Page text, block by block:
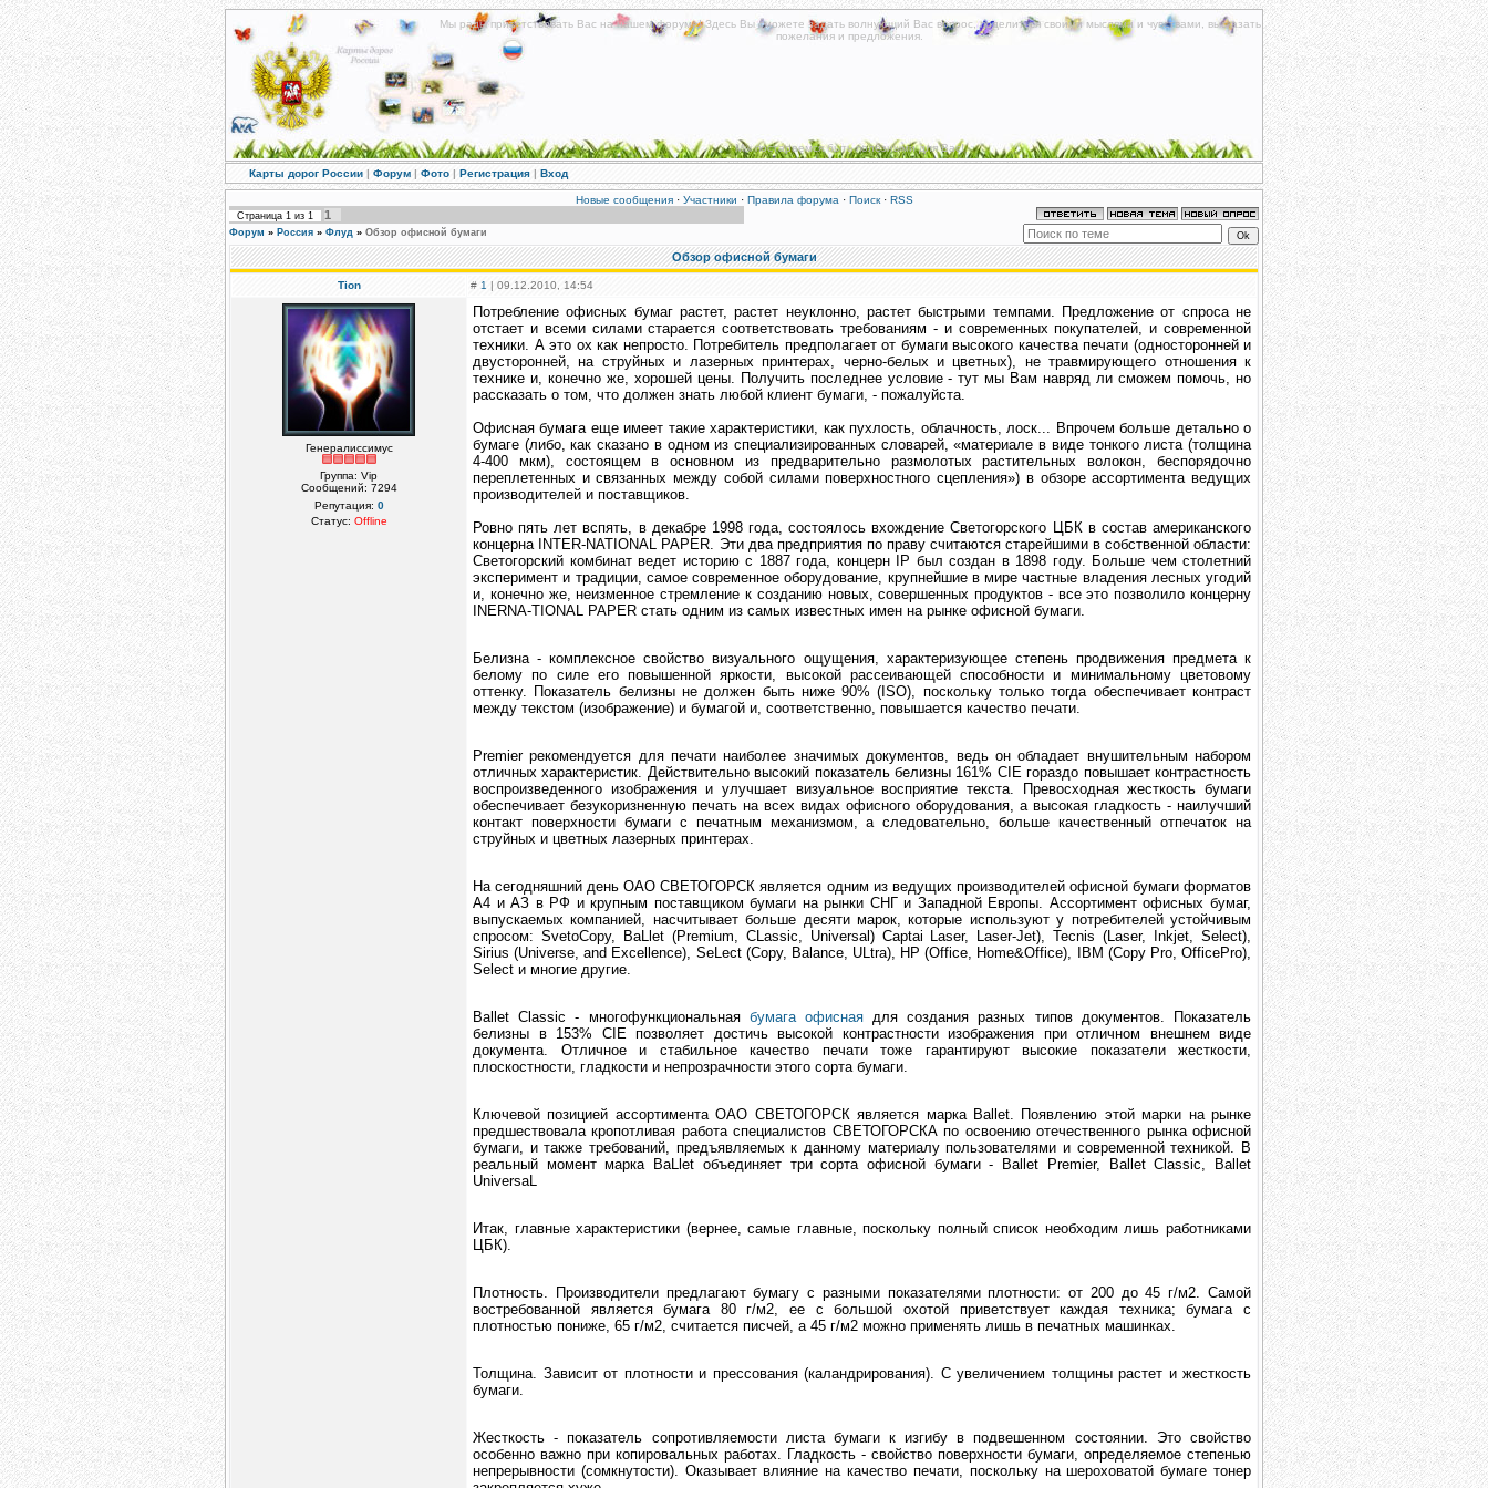
Мы рады приветствовать Вас на нашем форуме! Здесь Вы сможете задать волнующий Вас вопрос, поделиться своими мыслями и чувствами, высказать
пожелания и предложения.
Мы постараемся быть полезными для Вас!
Карты дорог России | Форум | Фото | Регистрация | Вход
Новые сообщения· Участники · Правила форума · Поиск· RSS
Страница 1 из 1 1
Форум » Россия » Флуд » Обзор офисной бумаги
Обзор офисной бумаги
Tion # 1 | 09.12.2010, 14:54
Генералиссимус
Группа: Vip
Сообщений: 7294
Репутация: 0
Статус: Offline
Потребление офисных бумаг растет, растет неуклонно, растет быстрыми темпами. Предложение от спроса не
отстает и всеми силами старается соответствовать требованиям - и современных покупателей, и современной
техники. А это ох как непросто. Потребитель предполагает от бумаги высокого качества печати (односторонней и
двусторонней, на струйных и лазерных принтерах, черно-белых и цветных), не травмирующего отношения к
технике и, конечно же, хорошей цены. Получить последнее условие - тут мы Вам навряд ли сможем помочь, но
рассказать о том, что должен знать любой клиент бумаги, - пожалуйста.
Офисная бумага еще имеет такие характеристики, как пухлость, облачность, лоск... Впрочем больше детально о
бумаге (либо, как сказано в одном из специализированных словарей, «материале в виде тонкого листа (толщина
4-400 мкм), состоящем в основном из предварительно размолотых растительных волокон, беспорядочно
переплетенных и связанных между собой силами поверхностного сцепления») в обзоре ассортимента ведущих
производителей и поставщиков.
Ровно пять лет вспять, в декабре 1998 года, состоялось вхождение Светогорского ЦБК в состав американского
концерна INTER-NATIONAL PAPER. Эти два предприятия по праву считаются старейшими в собственной области:
Светогорский комбинат ведет историю с 1887 года, концерн IP был создан в 1898 году. Больше чем столетний
эксперимент и традиции, самое современное оборудование, крупнейшие в мире частные владения лесных угодий
и, конечно же, неизменное стремление к созданию новых, совершенных продуктов - все это позволило концерну
INERNA-TIONAL PAPER стать одним из самых известных имен на рынке офисной бумаги.
Белизна - комплексное свойство визуального ощущения, характеризующее степень продвижения предмета к
белому по силе его повышенной яркости, высокой рассеивающей способности и минимальному цветовому
оттенку. Показатель белизны не должен быть ниже 90% (ISO), поскольку только тогда обеспечивает контраст
между текстом (изображение) и бумагой и, соответственно, повышается качество печати.
Premier рекомендуется для печати наиболее значимых документов, ведь он обладает внушительным набором
отличных характеристик. Действительно высокий показатель белизны 161% CIE гораздо повышает контрастность
воспроизведенного изображения и улучшает визуальное восприятие текста. Превосходная жесткость бумаги
обеспечивает безукоризненную печать на всех видах офисного оборудования, а высокая гладкость - наилучший
контакт поверхности бумаги с печатным механизмом, а следовательно, больше качественный отпечаток на
струйных и цветных лазерных принтерах.
На сегодняшний день ОАО СВЕТОГОРСК является одним из ведущих производителей офисной бумаги форматов
А4 и АЗ в РФ и крупным поставщиком бумаги на рынки СНГ и Западной Европы. Ассортимент офисных бумаг,
выпускаемых компанией, насчитывает больше десяти марок, которые используют у потребителей устойчивым
спросом: SvetoCopy, BaLlet (Premium, CLassic, Universal) Captai Laser, Laser-Jet), Tecnis (Laser, Inkjet, Select),
Sirius (Universe, and Excellence), SeLect (Copy, Balance, ULtra), HP (Office, Home&Office), IBM (Copy Pro, OfficePro),
Select и многие другие.
Ballet Classic - многофункциональная бумага офиснаядля создания разных типов документов. Показатель
белизны в 153% CIE позволяет достичь высокой контрастности изображения при отличном внешнем виде
документа. Отличное и стабильное качество печати тоже гарантируют высокие показатели жесткости,
плоскостности, гладкости и непрозрачности этого сорта бумаги.
Ключевой позицией ассортимента ОАО СВЕТОГОРСК является марка Ballet. Появлению этой марки на рынке
предшествовала кропотливая работа специалистов СВЕТОГОРСКА по освоению отечественного рынка офисной
бумаги, и также требований, предъявляемых к данному материалу пользователями и современной техникой. В
реальный момент марка BaLlet объединяет три сорта офисной бумаги - Ballet Premier, Ballet Classic, Ballet
UniversaL
Итак, главные характеристики (вернее, самые главные, поскольку полный список необходим лишь работниками
ЦБК).
Плотность. Производители предлагают бумагу с разными показателями плотности: от 200 до 45 г/м2. Самой
востребованной является бумага 80 г/м2, ее с большой охотой приветствует каждая техника; бумага с
плотностью пониже, 65 г/м2, считается писчей, а 45 г/м2 можно применять лишь в печатных машинках.
Толщина. Зависит от плотности и прессования (каландрирования). С увеличением толщины растет и жесткость
бумаги.
Жесткость - показатель сопротивляемости листа бумаги к изгибу в подвешенном состоянии. Это свойство
особенно важно при копировальных работах. Гладкость - свойство поверхности бумаги, определяемое степенью
непрерывности (сомкнутости). Оказывает влияние на качество печати, поскольку на шероховатой бумаге тонер